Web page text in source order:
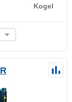
Kogel